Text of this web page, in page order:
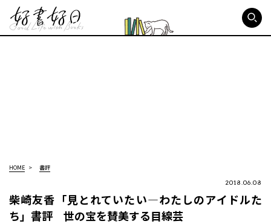
HOME 書評
2018.06.08
柴崎友香「見とれていたい―わたしのアイドルた
ち」書評 世の宝を賛美する目線芸